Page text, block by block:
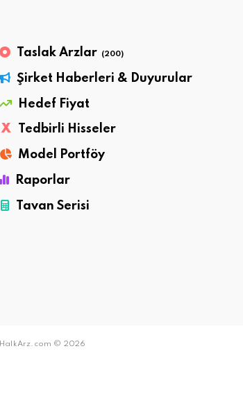
Taslak Arzlar (200)
Şirket Haberleri & Duyurular
Hedef Fiyat
X
Tedbirli Hisseler
Model Portföy
Raporlar
Tavan Serisi
HalkArz.com © 2026